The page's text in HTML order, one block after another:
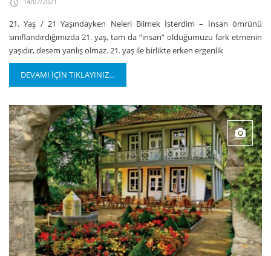
21. Yaş / 21 Yaşındayken Neleri Bilmek İsterdim – İnsan ömrünü
sınıflandırdığımızda 21. yaş, tam da “insan” olduğumuzu fark etmenin
yaşıdır, desem yanlış olmaz. 21. yaş ile birlikte erken ergenlik
DEVAMI İÇİN TIKLAYINIZ…